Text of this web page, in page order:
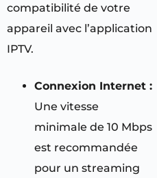
compatibilité de votre
appareil avec l’application
IPTV.
Connexion Internet :
Une vitesse
minimale de 10 Mbps
est recommandée
pour un streaming